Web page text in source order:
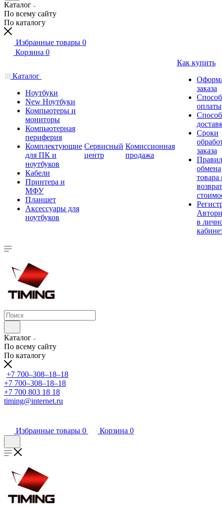
Каталог
По всему сайту
По каталогу
Избранные товары 0
Корзина 0
Каталог
Ноутбуки
New Ноутбуки
Компьютеры и
мониторы
Компьютерная
периферия
Комплектующие
для ПК и
ноутбуков
Кабели
Принтера и
МФУ
Планшет
Аксессуары для
ноутбуков
Сервисный
центр
Комиссионная
продажа
Как купить
заказа
оплаты
Сроки
заказа
обмена
товара
в
Каталог
По всему сайту
По каталогу
+7 700‒308‒18‒18
+7 700‒308‒18‒18
+7 700 803 18 18
timing@internet.ru
Избранные товары 0 Корзина 0